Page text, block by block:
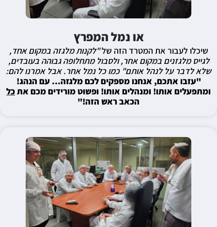
או נמל המפרץ
שיכלו לעבור את המטרד הזה של"לקנות מלגזה במקום אחד,
לגייס מלגזנים במקום אחר, ולסבול מתחלופה גבוהה בעובדים,
שלא לדבר על לנהל אותם" כמו כל נמל אחר. אבל אמרנו להם:
"עזבו אתכם, אנחנו מספקים לכם מלגזה… עם הנהג!
ומתפעלים אותו! ומנהלים אותו! ופשוט מורידים מכם אתכל
הכאב ראש הזה!"